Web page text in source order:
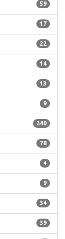
59
17
22
14
13
9
240
78
4
9
34
39